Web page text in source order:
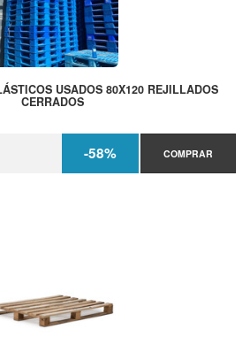
USADOS 80X120 REJILLADOS
CERRADOS
-58% COMPRAR